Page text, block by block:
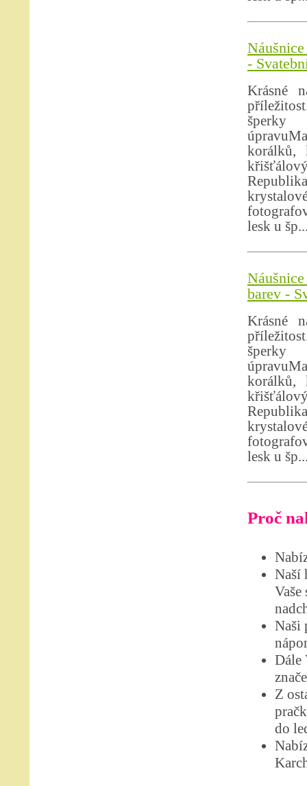
-
Krásné
šperky
korálků,
lesk u
barev -
Krásné
šperky
korálků,
lesk u
Proč
Naší
Naši
Dále
Z
do